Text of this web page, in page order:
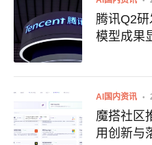
腾讯Q2
模型成果
AI国内资讯
魔搭社区
用创新与